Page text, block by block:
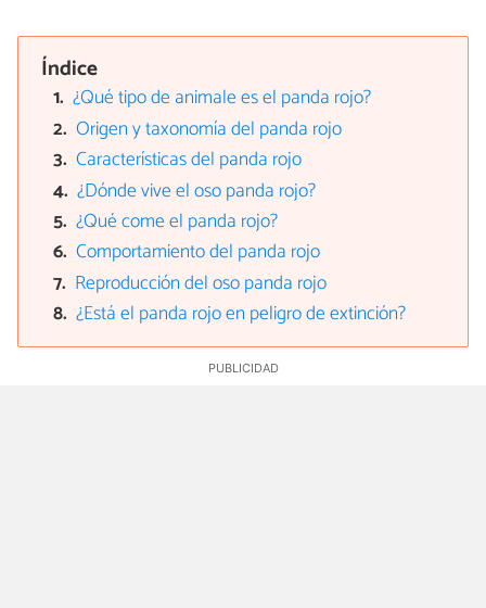
Índice
¿Qué tipo de animale es el panda rojo?
Origen y taxonomía del panda rojo
Características del panda rojo
¿Dónde vive el oso panda rojo?
¿Qué come el panda rojo?
Comportamiento del panda rojo
Reproducción del oso panda rojo
¿Está el panda rojo en peligro de extinción?